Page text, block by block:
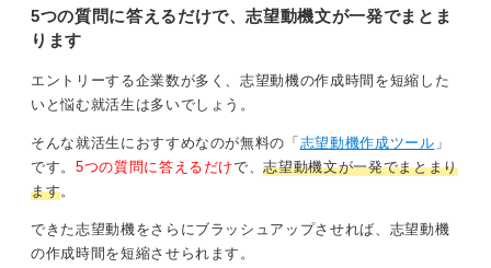
以下、例文です。
魅力を感じ、ぜひ安定した環境で長く貢献したいと考え
るようになりました。
正社員となった暁にはこれまで以上に責任ある立場で業
務改善にも取り組み、将来的にはマネジメントにも携わ
っていきたいと考えております。」
1
ャリアコンサルタントが解説しま
す。
5つの質問に答えるだけで、志望動機文が一発でまとま
ります
エントリーする企業数が多く、志望動機の作成時間を短縮した
いと悩む就活生は多いでしょう。
そんな就活生におすすめなのが無料の「 志望動機作成ツール 」
です。 5つの質問に答えるだけで、志望動機文が一発でまとまり
ます。
できた志望動機をさらにブラッシュアップさせれば、志望動機
の作成時間を短縮させられます。